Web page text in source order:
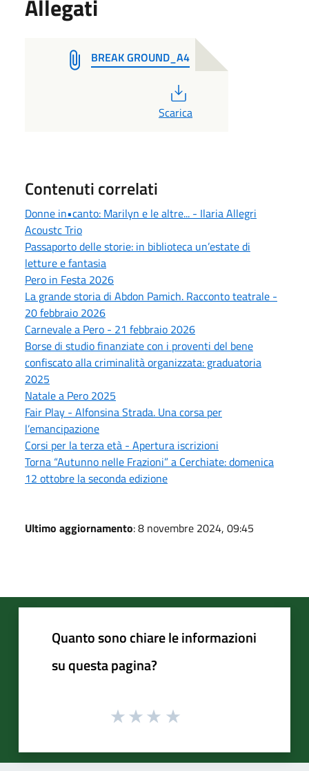
Allegati
BREAK GROUND_A4
Scarica
Contenuti correlati
Donne in•canto: Marilyn e le altre... - Ilaria Allegri
Acoustc Trio
Passaporto delle storie: in biblioteca un’estate di
letture e fantasia
Pero in Festa 2026
La grande storia di Abdon Pamich. Racconto teatrale -
20 febbraio 2026
Carnevale a Pero - 21 febbraio 2026
Borse di studio finanziate con i proventi del bene
confiscato alla criminalità organizzata: graduatoria
2025
Natale a Pero 2025
Fair Play - Alfonsina Strada. Una corsa per
l’emancipazione
Corsi per la terza età - Apertura iscrizioni
Torna “Autunno nelle Frazioni” a Cerchiate: domenica
12 ottobre la seconda edizione
Ultimo aggiornamento: 8 novembre 2024, 09:45
Quanto sono chiare le informazioni
su questa pagina?